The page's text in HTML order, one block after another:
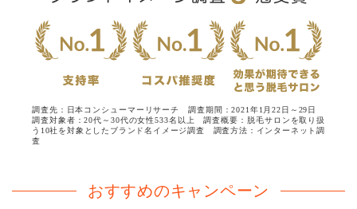
調査先：日本コンシューマーリサーチ 調査期間：2021年1月22日～29日
調査対象者：20代～30代の女性533名以上調査概要：脱毛サロンを取り扱
う10社を対象としたブランド名イメージ調査 調査方法：インターネット調
査
おすすめのキャンペーン